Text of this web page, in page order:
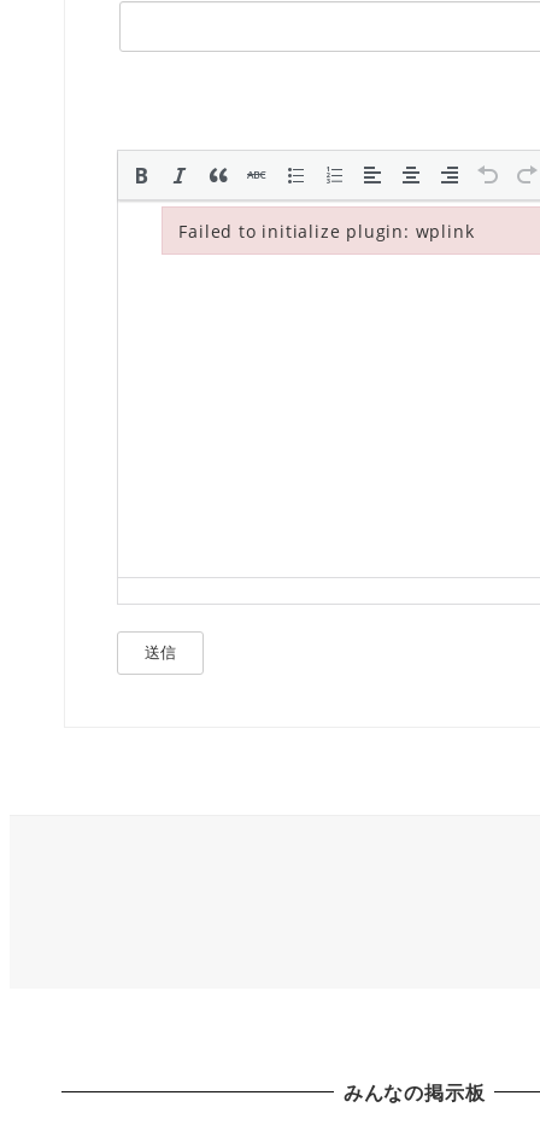
送信
みんなの掲示板
Failed to initialize plugin: wplink
Failed to initialize plugin: wplink